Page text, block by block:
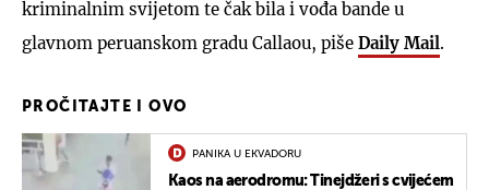
kriminalnim svijetom te čak bila i vođa bande u
glavnom peruanskom gradu Callaou, piše Daily Mail.
PROČITAJTE I OVO
PANIKA U EKVADORU
Kaos na aerodromu: Tinejdžeri s cvijećem